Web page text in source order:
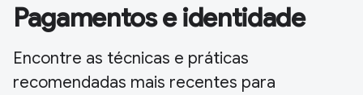
Pagamentos e identidade
Encontre as técnicas e práticas
recomendadas mais recentes para